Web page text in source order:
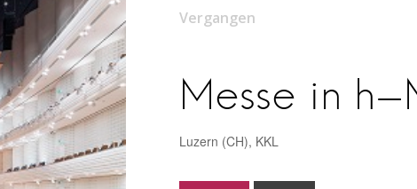
Vergangen
Messe in h-
Luzern (CH), KKL